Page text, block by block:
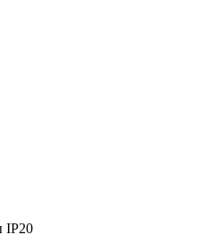
IP20